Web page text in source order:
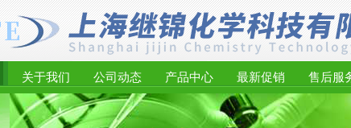
关于我们 公司动态 产品中心 最新促销 售后服